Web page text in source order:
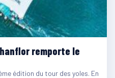
remporte le
édition du tour des yoles. En